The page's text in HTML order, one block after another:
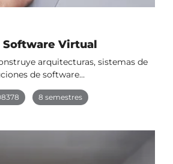
Virtual
arquitecturas, sistemas de
de software…
8 semestres